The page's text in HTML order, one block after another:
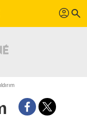
profil search